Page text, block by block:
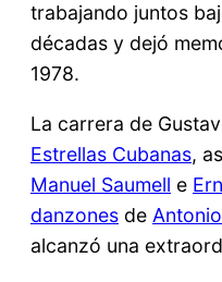
trabajando juntos
décadas y dejó
1978.
La carrera de
Estrellas Cubanas,
Manuel Saumell e
danzones de
alcanzó una